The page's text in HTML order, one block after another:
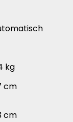
kg
cm
cm